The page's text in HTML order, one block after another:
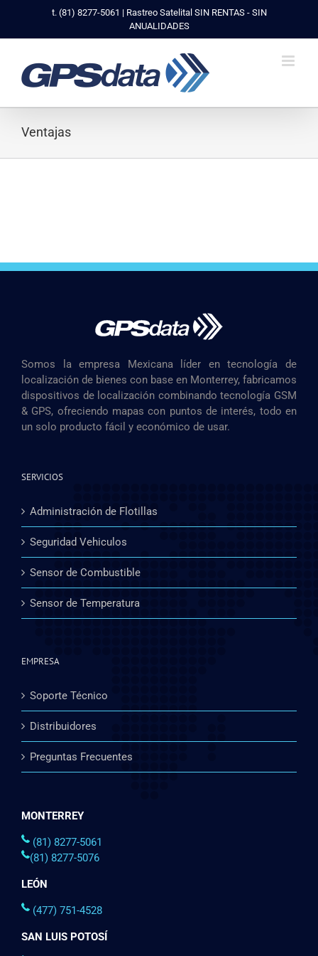
contenido
t. (81) 8277-5061 | Rastreo Satelital SIN RENTAS - SIN
ANUALIDADES
Ventajas
Somos la empresa Mexicana líder en tecnología de
localización de bienes con base en Monterrey, fabricamos
dispositivos de localización combinando tecnología GSM
& GPS, ofreciendo mapas con puntos de interés, todo en
un solo producto fácil y económico de usar.
SERVICIOS
Administración de Flotillas
Seguridad Vehiculos
Sensor de Combustible
Sensor de Temperatura
EMPRESA
Soporte Técnico
Distribuidores
Preguntas Frecuentes
MONTERREY
(81) 8277-5061
(81) 8277-5076
LEÓN
(477) 751-4528
SAN LUIS POTOSÍ